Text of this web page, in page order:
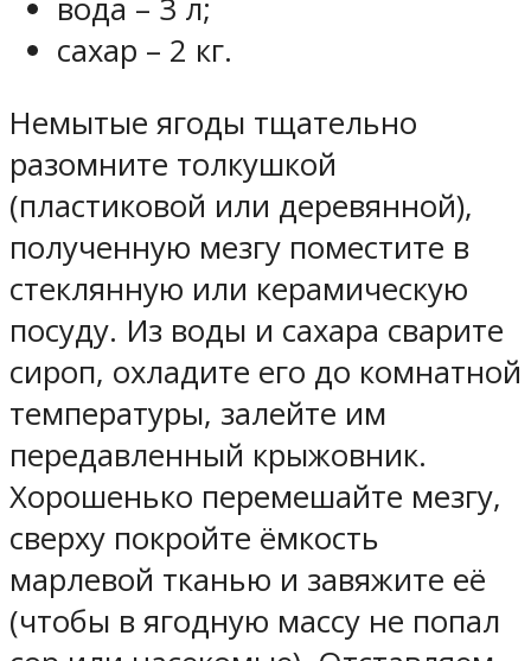
вода – 3 л;
сахар – 2 кг.
Немытые ягоды тщательно
разомните толкушкой
(пластиковой или деревянной),
полученную мезгу поместите в
стеклянную или керамическую
посуду. Из воды и сахара сварите
сироп, охладите его до комнатной
температуры, залейте им
передавленный крыжовник.
Хорошенько перемешайте мезгу,
сверху покройте ёмкость
марлевой тканью и завяжите её
(чтобы в ягодную массу не попал